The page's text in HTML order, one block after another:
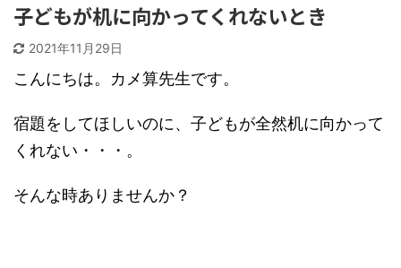
子どもが机に向かってくれないとき
2021年11月29日
こんにちは。カメ算先生です。
宿題をしてほしいのに、子どもが全然机に向かって
くれない・・・。
そんな時ありませんか？